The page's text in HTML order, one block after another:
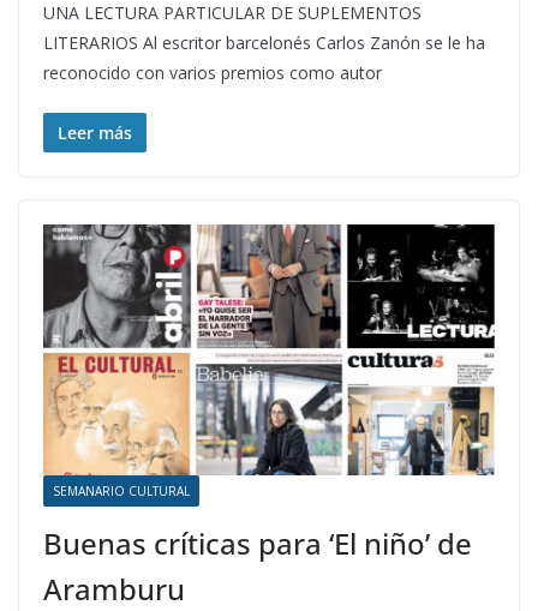
UNA LECTURA PARTICULAR DE SUPLEMENTOS
LITERARIOS Al escritor barcelonés Carlos Zanón se le ha
reconocido con varios premios como autor
Leer más
SEMANARIO CULTURAL
Buenas críticas para ‘El niño’ de
Aramburu